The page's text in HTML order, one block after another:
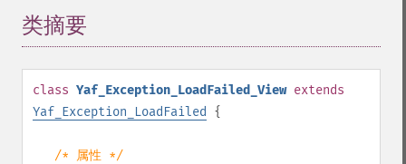
类摘要
class Yaf_Exception_LoadFailed_View extends
Yaf_Exception_LoadFailed
{
/* 属性 */